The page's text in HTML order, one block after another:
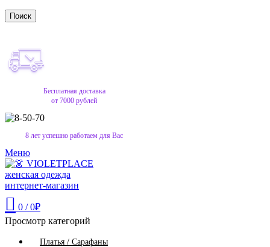
Поиск
Бесплатная доставка
от 7000 рублей
8 лет успешно работаем для Вас
Меню
0 / 0₽
Просмотр категорий
Платья / Сарафаны